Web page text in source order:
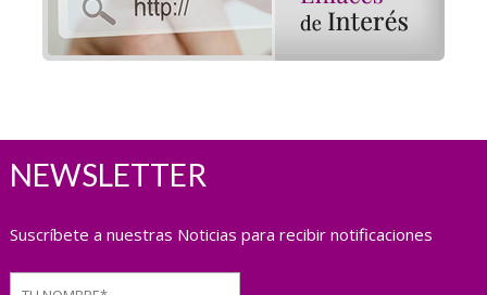
NEWSLETTER
Suscríbete a nuestras Noticias para recibir notificaciones